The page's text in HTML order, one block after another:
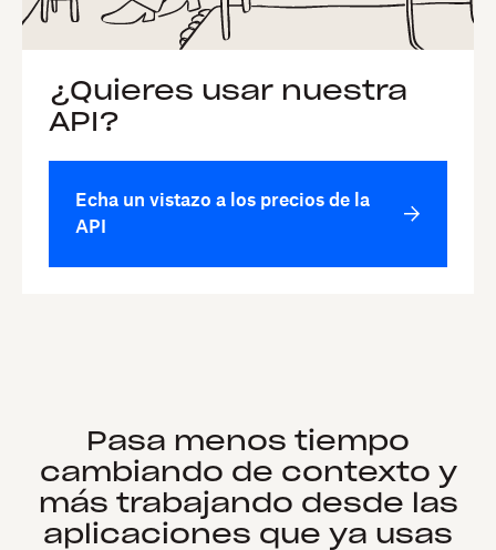
¿Quieres usar nuestra
API?
Echa un vistazo a los precios de la
API
Pasa menos tiempo
cambiando de contexto y
más trabajando desde las
aplicaciones que ya usas